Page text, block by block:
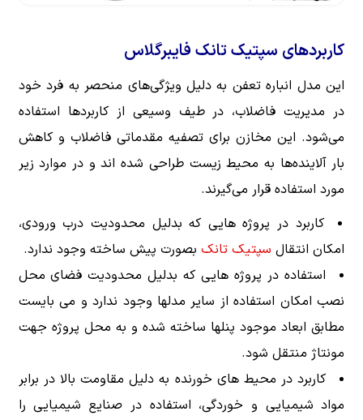
کاربردهای سپتیک تانک فایبرگلاس
این مدل انباره تعفن به دلیل ویژگی‌های منحصر به ‌فرد خود
در مدیریت فاضلاب، در طیف وسیعی از کاربردها استفاده
می‌شود. این مخازن برای تصفیه مقدماتی فاضلاب و کاهش
بار آلاینده‌ها به محیط زیست طراحی شده ‌اند و در موارد زیر
مورد استفاده قرار می‌گیرند.
کاربرد در پروژه هایی که بدلیل محدودیت درب ورودی،
امکان انتقال سپتیک تانک بصورت پیش ساخته وجود ندارد.
استفاده در پروژه هایی که بدلیل محدودیت فضای محل
نصب امکان استفاده از سایر مدلها وجود ندارد و می بایست
مطابق ابعاد موجود پنلها ساخته شده و به محل پروژه جهت
مونتاژ منتقل شود.
کاربرد در محیط های خورنده به دلیل مقاومت بالا در برابر
مواد شیمیایی و خوردگی، استفاده در صنایع شیمیایی را